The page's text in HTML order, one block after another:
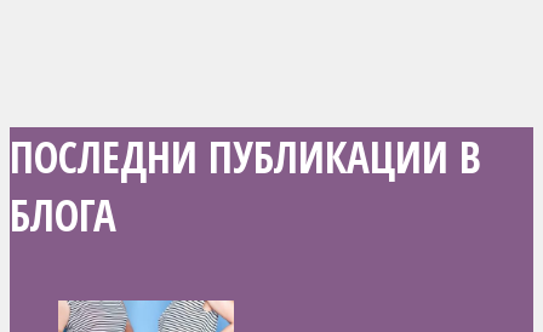
ПОСЛЕДНИ ПУБЛИКАЦИИ В
БЛОГА